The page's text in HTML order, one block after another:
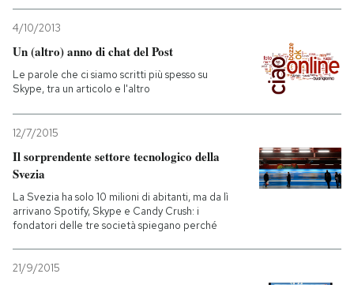
4/10/2013
Un (altro) anno di chat del Post
Le parole che ci siamo scritti più spesso su
Skype, tra un articolo e l'altro
12/7/2015
Il sorprendente settore tecnologico della
Svezia
La Svezia ha solo 10 milioni di abitanti, ma da lì
arrivano Spotify, Skype e Candy Crush: i
fondatori delle tre società spiegano perché
21/9/2015